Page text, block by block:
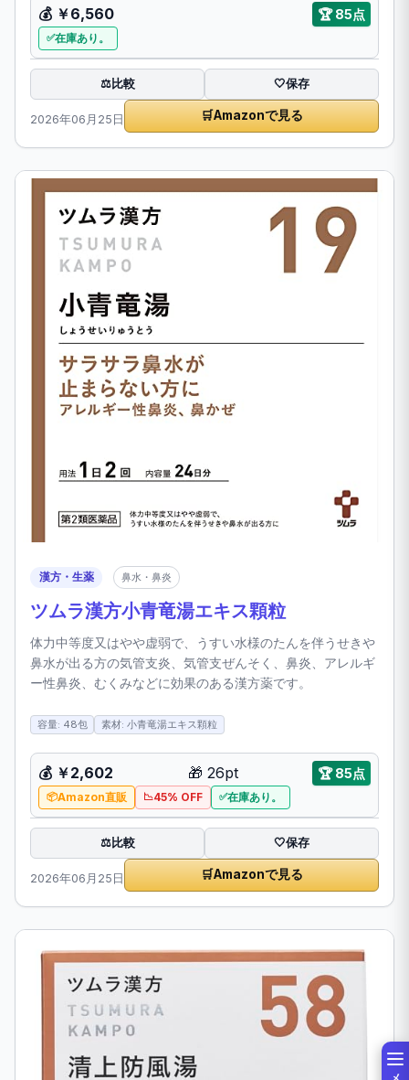
💰 ￥6,560 🏆 85点
在庫あり。
⚖️比較 🤍保存
2026年06月25日 🛒Amazonで見る
漢方・生薬 鼻水・鼻炎
ツムラ漢方小青竜湯エキス顆粒
体力中等度又はやや虚弱で、うすい水様のたんを伴うせきや
鼻水が出る方の気管支炎、気管支ぜんそく、鼻炎、アレルギ
ー性鼻炎、むくみなどに効果のある漢方薬です。
容量: 48包 素材: 小青竜湯エキス顆粒
💰 ￥2,602 🎁 26pt 🏆 85点
Amazon直販 45% OFF 在庫あり。
⚖️比較 🤍保存
2026年06月25日 🛒Amazonで見る